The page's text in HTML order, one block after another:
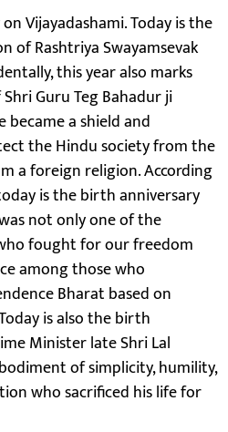
Vijayadashami. Today is the
Rashtriya Swayamsevak
this year also marks
Guru Teg Bahadur ji
became a shield and
the Hindu society from the
a foreign religion. According
is the birth anniversary
not only one of the
fought for our freedom
among those who
Bharat based on
is also the birth
Minister late Shri Lal
of simplicity, humility,
who sacrificed his life for